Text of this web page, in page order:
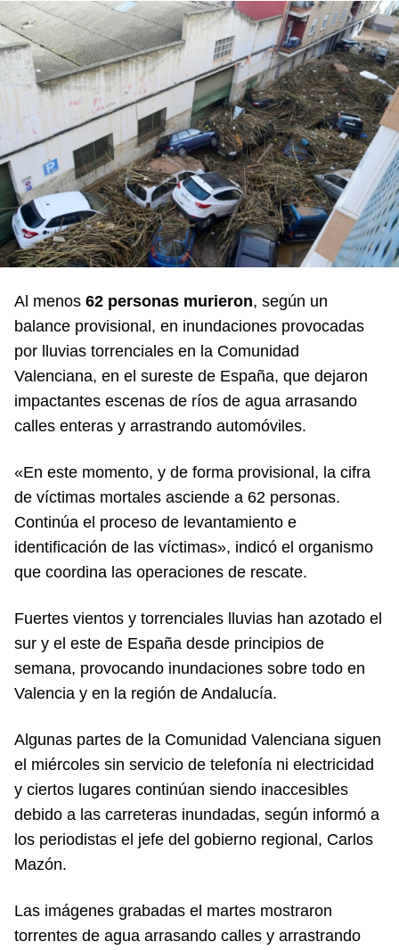
Al menos 62 personas murieron, según un
balance provisional, en inundaciones provocadas
por lluvias torrenciales en la Comunidad
Valenciana, en el sureste de España, que dejaron
impactantes escenas de ríos de agua arrasando
calles enteras y arrastrando automóviles.
«En este momento, y de forma provisional, la cifra
de víctimas mortales asciende a 62 personas.
Continúa el proceso de levantamiento e
identificación de las víctimas», indicó el organismo
que coordina las operaciones de rescate.
Fuertes vientos y torrenciales lluvias han azotado el
sur y el este de España desde principios de
semana, provocando inundaciones sobre todo en
Valencia y en la región de Andalucía.
Algunas partes de la Comunidad Valenciana siguen
el miércoles sin servicio de telefonía ni electricidad
y ciertos lugares continúan siendo inaccesibles
debido a las carreteras inundadas, según informó a
los periodistas el jefe del gobierno regional, Carlos
Mazón.
Las imágenes grabadas el martes mostraron
torrentes de agua arrasando calles y arrastrando